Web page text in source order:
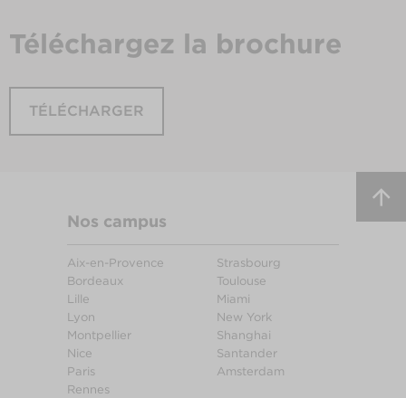
Téléchargez la brochure
TÉLÉCHARGER
Nos campus
Aix-en-Provence
Bordeaux
Lille
Lyon
Montpellier
Nice
Paris
Rennes
Strasbourg
Toulouse
Miami
New York
Shanghai
Santander
Amsterdam